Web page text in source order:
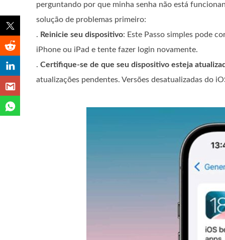
perguntando por que minha senha não está
solução de problemas primeiro:
. Reinicie seu dispositivo: Este Passo simples pode
iPhone ou iPad e tente fazer login novamente.
. Certifique-se de que seu dispositivo esteja
atualizações pendentes. Versões desatualizadas do